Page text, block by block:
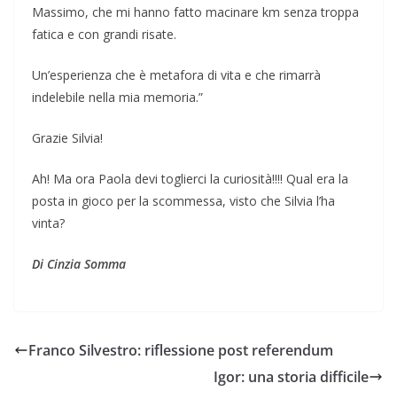
Massimo, che mi hanno fatto macinare km senza troppa
fatica e con grandi risate.
Un’esperienza che è metafora di vita e che rimarrà
indelebile nella mia memoria.”
Grazie Silvia!
Ah! Ma ora Paola devi toglierci la curiosità!!!! Qual era la
posta in gioco per la scommessa, visto che Silvia l’ha
vinta?
Di Cinzia Somma
Franco Silvestro: riflessione post referendum
Igor: una storia difficile